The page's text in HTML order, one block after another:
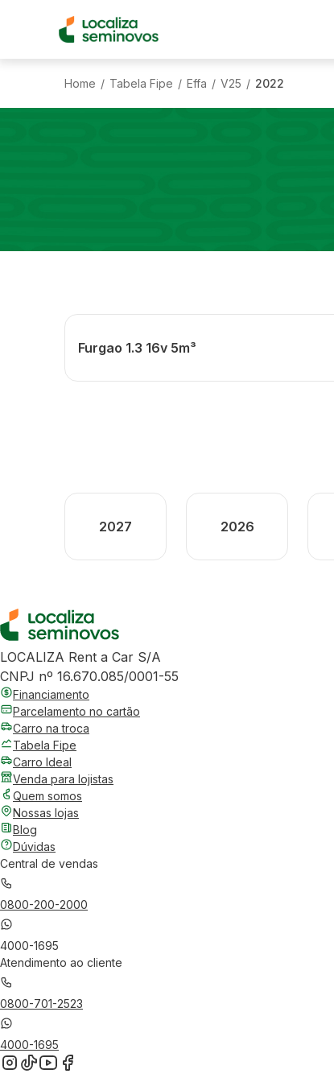
Home / Tabela Fipe / Effa / V25 / 2022
Furgao 1.3 16v 5m³
2027 2026
LOCALIZA Rent a Car S/A
CNPJ nº 16.670.085/0001-55
Financiamento
Parcelamento no cartão
Carro na troca
Tabela Fipe
Carro Ideal
Venda para lojistas
Quem somos
Nossas lojas
Blog
Dúvidas
Central de vendas
0800-200-2000
4000-1695
Atendimento ao cliente
0800-701-2523
4000-1695